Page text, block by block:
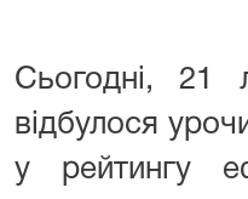
Сьогодні, 21
відбулося
у рейтингу